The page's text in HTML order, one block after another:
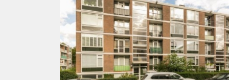
Huurtermijn
Onbepaalde termijn
Oplevering
Kaal